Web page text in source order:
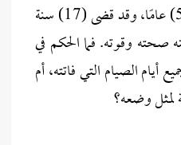
والآن يبلغ أبي من العمر (53) عامًا، وقد قضى (17) سنة
وقوته. فما الحكم في
أيام الصيام التي فاتته، أم
لمثل وضعه؟